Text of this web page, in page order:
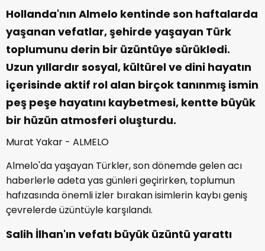
Hollanda'nın Almelo kentinde son haftalarda
yaşanan vefatlar, şehirde yaşayan Türk
toplumunu derin bir üzüntüye sürükledi.
Uzun yıllardır sosyal, kültürel ve dini hayatın
içerisinde aktif rol alan birçok tanınmış ismin
peş peşe hayatını kaybetmesi, kentte büyük
bir hüzün atmosferi oluşturdu.
Murat Yakar - ALMELO
Almelo'da yaşayan Türkler, son dönemde gelen acı
haberlerle adeta yas günleri geçirirken, toplumun
hafızasında önemli izler bırakan isimlerin kaybı geniş
çevrelerde üzüntüyle karşılandı.
Salih İlhan'ın vefatı büyük üzüntü yarattı